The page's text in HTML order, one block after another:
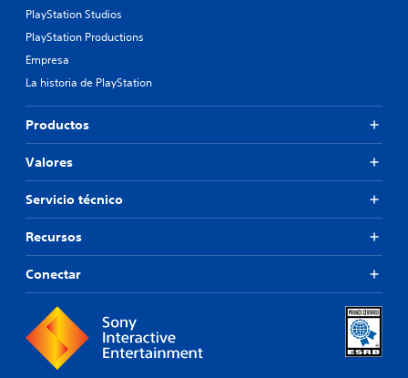
PlayStation Studios
PlayStation Productions
Empresa
La historia de PlayStation
Productos
Valores
Servicio técnico
Recursos
Conectar